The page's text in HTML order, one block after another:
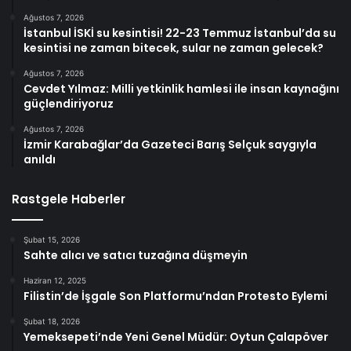
Ağustos 7, 2026
İstanbul İSKİ su kesintisi! 22-23 Temmuz İstanbul’da su
kesintisi ne zaman bitecek, sular ne zaman gelecek?
Ağustos 7, 2026
Cevdet Yılmaz: Milli yetkinlik hamlesi ile insan kaynağını
güçlendiriyoruz
Ağustos 7, 2026
İzmir Karabağlar’da Gazeteci Barış Selçuk saygıyla
anıldı
Rastgele Haberler
Şubat 15, 2026
Sahte alıcı ve satıcı tuzağına düşmeyin
Haziran 12, 2025
Filistin’de İşgale Son Platformu’ndan Protesto Eylemi
Şubat 18, 2026
Yemeksepeti’nde Yeni Genel Müdür: Oytun Çalapöver